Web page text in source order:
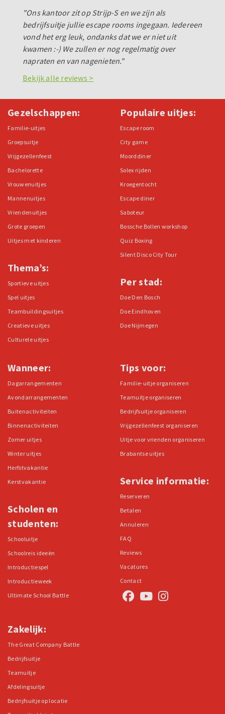
"Ons kantoor zit op Strijp-S en we zijn als
bedrijfsuitje jullie escape rooms ingegaan. Iedereen
vond het erg leuk, ondanks dat we er niet uit
kwamen :-) We zullen er nog regelmatig over
napraten en van nagenieten."
Bekijk alle reviews >
Gezelschappen:
Familie-uitjes
Groepsuitje
Vrijgezellenfeest
Bachelorette
Vrouwenuitjes
Mannenuitjes
Vriendenuitjes
Grote groepen
Uitjes met kinderen
Thema’s:
Sportieve uitjes
Spel uitjes
Teambuildingsuitjes
Creatieve uitjes
Culturele uitjes
Populaire uitjes:
Escape room
City game
Moorddiner
Solex rijden
Kroegentocht
Escape diner
Saboteur
Bossche Bollen workshop
Quiz Boxing
Silent Disco City Tour
Per stad:
Doe Den Bosch
Doe Eindhoven
Doe Nijmegen
Wanneer:
Dagarrangementen
Avondarrangementen
Buitenactiviteiten
Binnenactiviteiten
Zomer uitjes
Winter uitjes
Herfstvakantie
Kerstvakantie
Scholen en
studenten:
Schooluitje
Schoolreis ideeën
Introductiespel
Introductieweek
Ultimate School Battle
Tips voor:
Familie-uitje organiseren
Teamuitje organiseren
Bedrijfsuitje organiseren
Vrijgezellenfeest organiseren
Uitje voor vrienden organiseren
Brabantse uitjes
Service informatie:
Reserveren
Betalen
Annuleren
FAQ
Reviews
Vacatures
Contact
Zakelijk:
The Great Company Battle
Bedrijfsuitje
Teamuitje
Afdelingsuitje
Bedrijfsuitje op locatie